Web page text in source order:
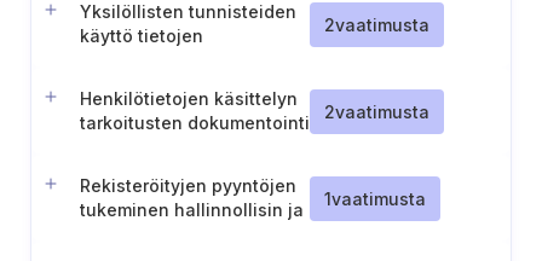
Yksilöllisten tunnisteiden
käyttö tietojen
2vaatimusta
Henkilötietojen käsittelyn
tarkoitusten dokumentointi
2vaatimusta
Rekisteröityjen pyyntöjen
tukeminen hallinnollisin ja
1vaatimusta